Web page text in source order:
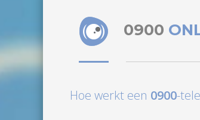
0900
Hoe werkt een 0900-